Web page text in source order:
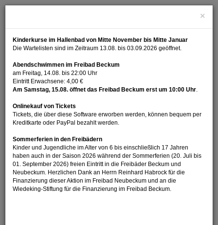
Buchen
×
Kinderkurse im Hallenbad von Mitte November bis Mitte Januar
Die Wartelisten sind im Zeitraum 13.08. bis 03.09.2026 geöffnet.
Abendschwimmen im Freibad Beckum
am Freitag, 14.08. bis 22:00 Uhr
Eintritt Erwachsene: 4,00 €
Am Samstag, 15.08. öffnet das Freibad Beckum erst um 10:00 Uhr.
Onlinekauf von Tickets
Tickets, die über diese Software erworben werden, können bequem per
Kreditkarte oder PayPal bezahlt werden.
Sommerferien in den Freibädern
Kinder und Jugendliche im Alter von 6 bis einschließlich 17 Jahren
haben auch in der Saison 2026 während der Sommerferien (20. Juli bis
01. September 2026) freien Eintritt in die Freibäder Beckum und
Neubeckum. Herzlichen Dank an Herrn Reinhard Habrock für die
Finanzierung dieser Aktion im Freibad Neubeckum und an die
Wiedeking-Stiftung für die Finanzierung im Freibad Beckum.